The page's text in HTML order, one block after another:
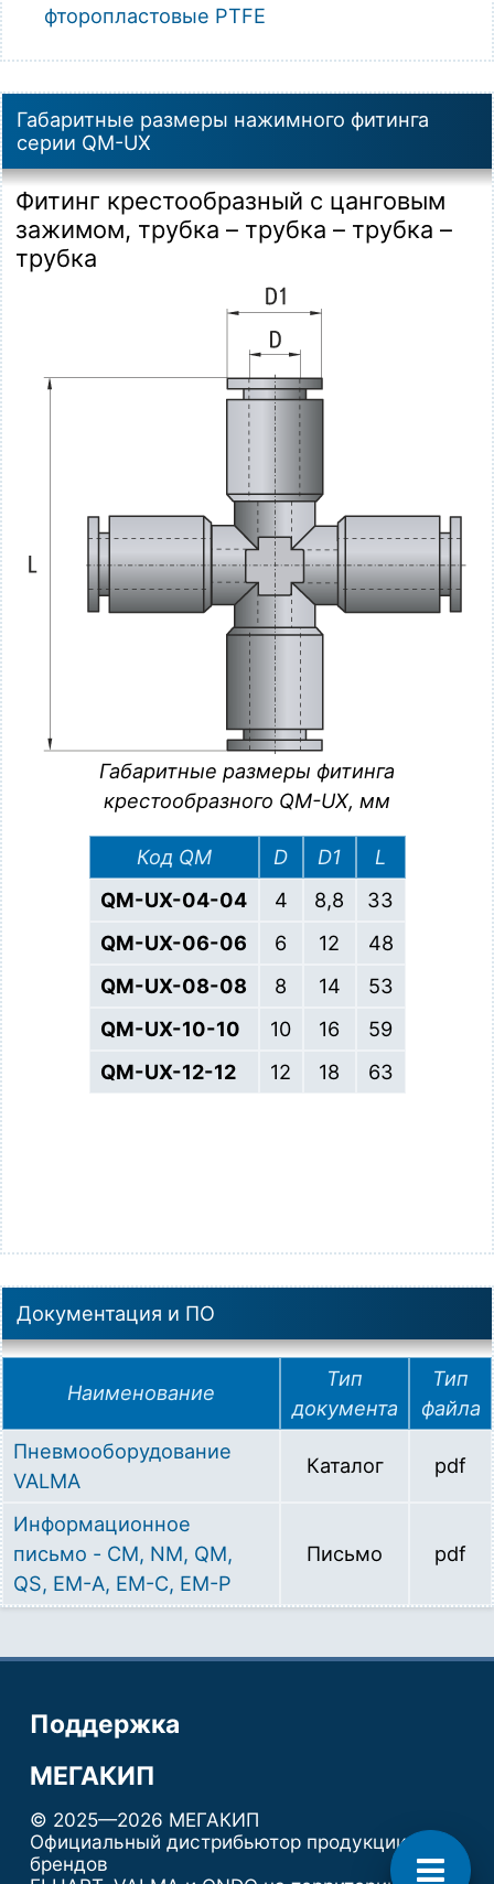
фторопластовые PTFE
Габаритные размеры нажимного фитинга
серии QM-UX
Фитинг крестообразный с цанговым
зажимом, трубка – трубка – трубка –
трубка
Габаритные размеры фитинга
крестообразного QM-UX, мм
Код QM D D1
L
​​​​​​​​​​​​​​​​​​​​​​​​​​​​​​​​​​​​​​​​​​​​​​​​​​​​​​​​​​​​QM-UX-04-04
4 8,8
33
​​​​​​​​​​​​​​​​​​​​​​​​​​​​​​​​​​​​​​​​​​​​​​​​​​​​​​​​​​​​QM-UX-06-06
6 12
48
​​​​​​​​​​​​​​​​​​​​​​​​​​​​​​​​​​​​​​​​​​​​​​​​​​​​​​​​​​​​​​​​​​​​​​​​​​​​​​​​​​​​​​​​​​​​​​​​​​​​​​​​​​​​​​​​​​​​​​​​QM-UX-08-08
8 14
53
​​​​​​​​​​​​​​​​​​​​​​​​​​​​​​​​​​​​​​​​​​​​​​​​​​​​​​​​​​​​​​​​​​​​​​​​​​​​​​​​​​​​​​​​​​​​​​​​​​​​​​​​​​​​​​​​​​​​​​​​QM-UX-10-10
10 16
59
​​​​​​​​​​​​​​​​​​​​​​​​​​​​​​​​​​​​​​​​​​​​​​​​​​​​​​​​​​​​​​​​​​​​​​​​​​​​​​​​​​​​​​​​​​​​​​​​​​​​​​​​​​​​​​​​​​​​​​​​QM-UX-12-12
12 18 63
Документация и ПО
Наименование
Тип
документа
Тип
файла
Пневмооборудование
VALMA
Каталог pdf
Информационное
письмо - CM, NM, QM,
QS, ЕМ-A, EM-C, EM-P
Письмо pdf
© 2025—2026 МЕГАКИП
Официальный дистрибьютор продукции
брендов
МЕГАКИП
Поддержка